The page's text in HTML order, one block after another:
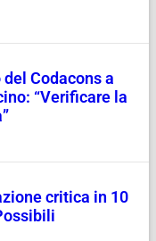
Codacons a
“Verificare la
critica in 10